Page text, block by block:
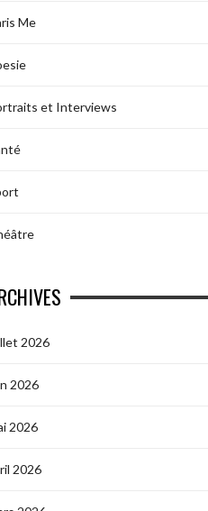
Me
et Interviews
2026
2026
2026
2026